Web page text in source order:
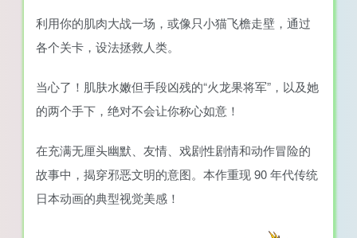
利用你的肌肉大战一场，或像只小猫飞檐走壁，通过
各个关卡，设法拯救人类。
当心了！肌肤水嫩但手段凶残的“火龙果将军”，以及她
的两个手下，绝对不会让你称心如意！
在充满无厘头幽默、友情、戏剧性剧情和动作冒险的
故事中，揭穿邪恶文明的意图。本作重现 90 年代传统
日本动画的典型视觉美感！